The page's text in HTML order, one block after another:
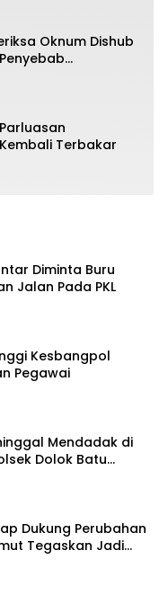
Oknum Dishub
Parkir
Terbakar
Diminta Buru
Jalan Pada PKL
Kesbangpol
Pegawai
Mendadak di
Dolok Batu
Olah TKP
Dukung Perubahan
Tegaskan Jadi
dan